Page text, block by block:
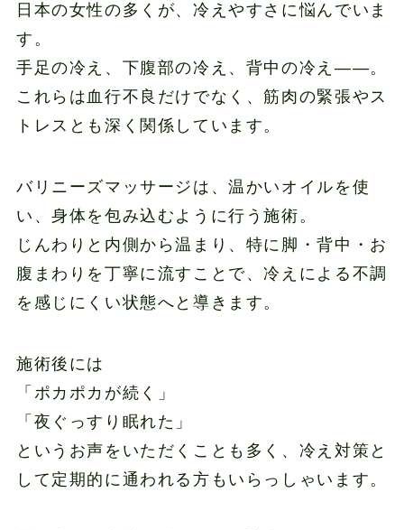
日本の女性の多くが、冷えやすさに悩んでいま
す。
手足の冷え、下腹部の冷え、背中の冷え——。
これらは血行不良だけでなく、筋肉の緊張やス
トレスとも深く関係しています。
バリニーズマッサージは、温かいオイルを使
い、身体を包み込むように行う施術。
じんわりと内側から温まり、特に脚・背中・お
腹まわりを丁寧に流すことで、冷えによる不調
を感じにくい状態へと導きます。
施術後には
「ポカポカが続く」
「夜ぐっすり眠れた」
というお声をいただくことも多く、冷え対策と
して定期的に通われる方もいらっしゃいます。